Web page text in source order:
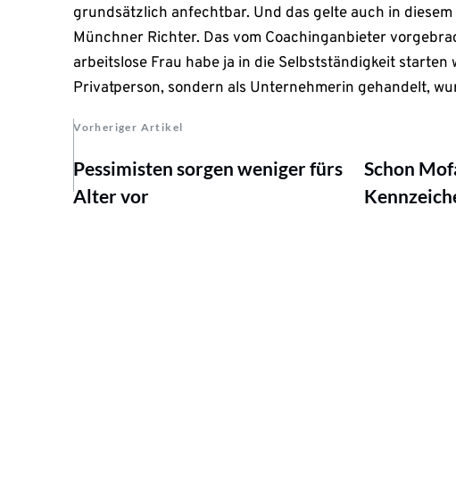
grundsätzlich anfechtbar. Und das gelte auch in
Münchner Richter. Das vom Coachinganbieter
arbeitslose Frau habe ja in die Selbstständigkeit starten
Privatperson, sondern als Unternehmerin gehandelt,
Vorheriger Artikel
Pessimisten sorgen weniger fürs
Alter vor
Schon